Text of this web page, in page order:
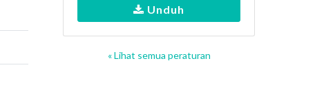
Unduh
« Lihat semua peraturan